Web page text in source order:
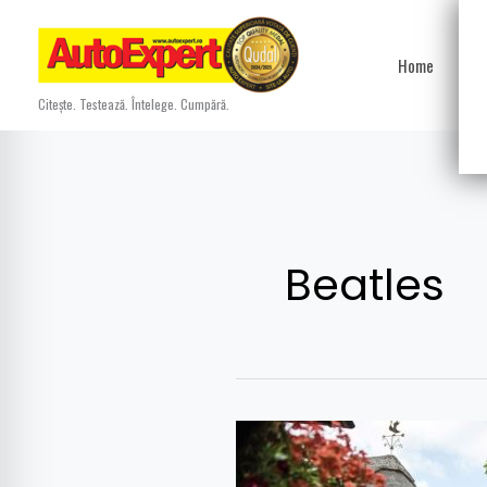
content
Citește. Testează. Întelege. Cumpără.
Home
Beatles
Fantoma